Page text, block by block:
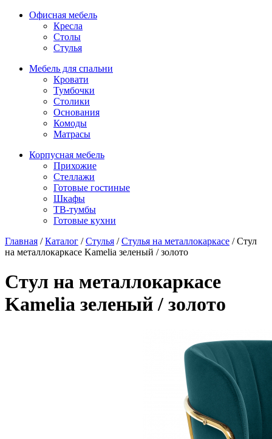
Офисная мебель
Кресла
Столы
Стулья
Мебель для спальни
Кровати
Тумбочки
Столики
Основания
Комоды
Матрасы
Корпусная мебель
Прихожие
Стеллажи
Готовые гостиные
Шкафы
ТВ-тумбы
Готовые кухни
Главная /Каталог /Стулья /Стулья на металлокаркасе /Стул
на металлокаркасе Kamelia зеленый / золото
Стул на металлокаркасе
Kamelia зеленый / золото